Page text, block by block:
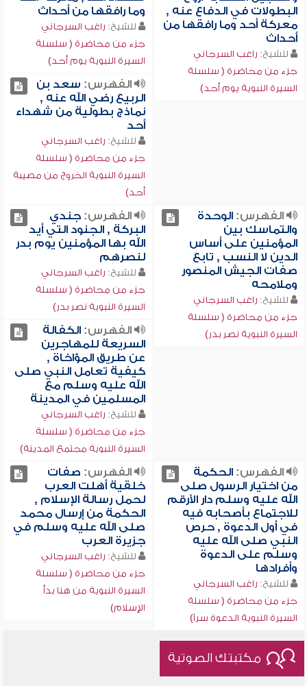
البطولات في الدفاع عنه ,
معركة أحد وما رافقها من
أحداث
للشيخ: راغب السرجاني
جزء من محاضرة ( سلسلة
السيرة النبوية يوم أحد)
وما رافقها من أحداث
للشيخ: راغب السرجاني
جزء من محاضرة ( سلسلة
السيرة النبوية يوم أحد)
الفهرس: سعد بن
الربيع رضي الله عنه ,
نماذج بطولية من شهداء
أحد
للشيخ: راغب السرجاني
جزء من محاضرة ( سلسلة
السيرة النبوية الخروج من مصيبة
أحد)
الفهرس:الوحدة
والتماسك بين
المؤمنين على أساس
الدين لا النسب , تابع
صفات الجيش المنصور
وملامحه
للشيخ: راغب السرجاني
جزء من محاضرة ( سلسلة
السيرة النبوية نصر بدر)
الفهرس:جندي
البركة , الجنود التي أيد
الله بها المؤمنين يوم بدر
لنصرهم
للشيخ: راغب السرجاني
جزء من محاضرة ( سلسلة
السيرة النبوية نصر بدر)
الفهرس:الكفالة
السريعة للمهاجرين
عن طريق المؤاخاة ,
كيفية تعامل النبي صلى
الله عليه وسلم مع
المسلمين في المدينة
للشيخ: راغب السرجاني
جزء من محاضرة ( سلسلة
السيرة النبوية مجتمع المدينة)
الفهرس:الحكمة
من اختيار الرسول صلى
الله عليه وسلم دار الأرقم
للاجتماع بأصحابه فيه
في أول الدعوة , حرص
النبي صلى الله عليه
وسلم على الدعوة
وأفرادها
للشيخ: راغب السرجاني
جزء من محاضرة ( سلسلة
السيرة النبوية الدعوة سراً)
الفهرس: صفات
خلقية أهلت العرب
لحمل رسالة الإسلام ,
الحكمة من إرسال محمد
صلى الله عليه وسلم في
جزيرة العرب
للشيخ: راغب السرجاني
جزء من محاضرة ( سلسلة
السيرة النبوية من هنا بدأ
الإسلام)
مكتبتك الصوتية